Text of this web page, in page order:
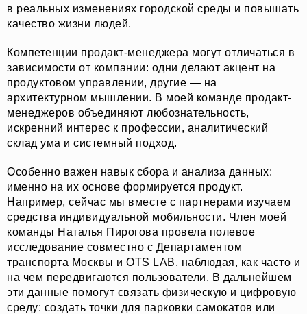
в реальных изменениях городской среды и повышать
качество жизни людей.
Компетенции продакт-менеджера могут отличаться в
зависимости от компании: одни делают акцент на
продуктовом управлении, другие — на
архитектурном мышлении. В моей команде продакт-
менеджеров объединяют любознательность,
искренний интерес к профессии, аналитический
склад ума и системный подход.
Особенно важен навык сбора и анализа данных:
именно на их основе формируется продукт.
Например, сейчас мы вместе с партнерами изучаем
средства индивидуальной мобильности. Член моей
команды Наталья Пирогова провела полевое
исследование совместно с Департаментом
транспорта Москвы и OTS LAB, наблюдая, как часто и
на чем передвигаются пользователи. В дальнейшем
эти данные помогут связать физическую и цифровую
среду: создать точки для парковки самокатов или